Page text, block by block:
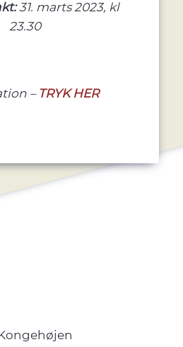
31. marts 2023, kl
23.30
– TRYK HER